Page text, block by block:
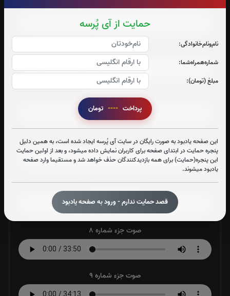
حمایت از آی پُرسه
نام‌و‌نام‌خانوادگی:
شماره‌همراه‌شما:
مبلغ (تومان):
پرداخت ----
این صفحه یادبود به صورت رایگان در سایت آی پُرسه ایجاد شده است، به همین دلیل
پنجره حمایت در ابتدای صفحه برای کاربران نمایش داده میشود، و بعد از اولین حمایت
این پنجره(حمایت) برای همه بازدیدکنندگان حذف خواهد شد و مستقیما وارد صفحه
یادبود میشوند.
قصد حمایت ندارم - ورود به صفحه یادبود
صوت جزء شماره 4
صوت جزء شماره 5
صوت جزء شماره 6
صوت جزء شماره 7
صوت جزء شماره 8
صوت جزء شماره 9